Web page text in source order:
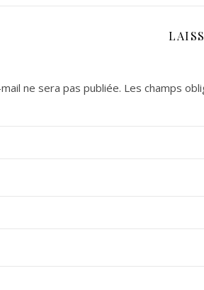
ne sera pas publiée. Les champs